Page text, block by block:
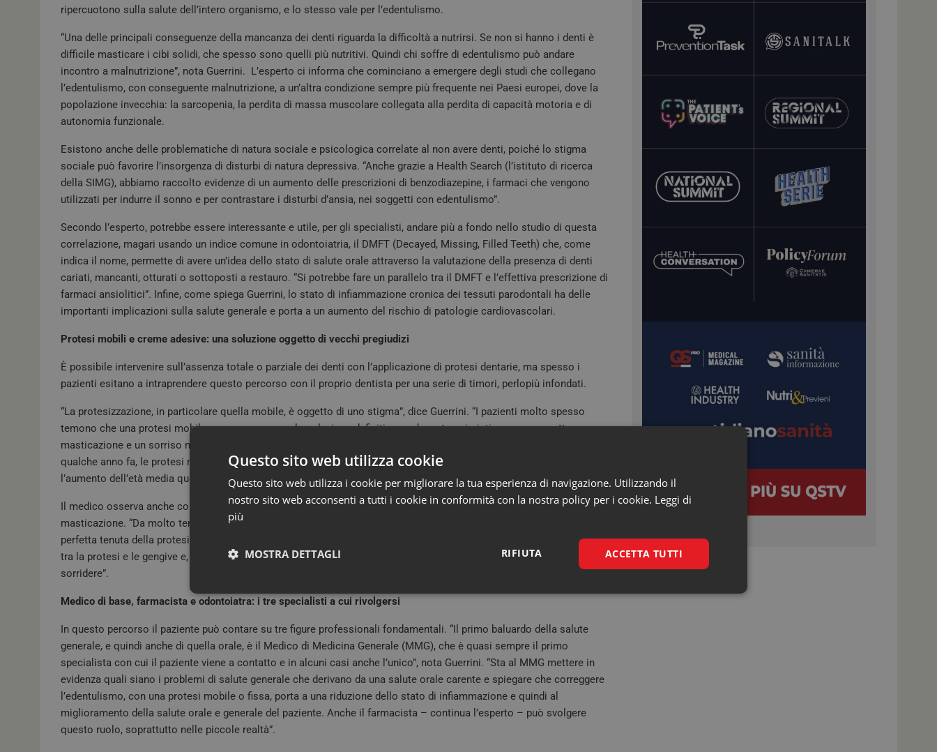
ripercuotono sulla salute dell’intero organismo, e lo stesso vale per l’edentulismo.
“Una delle principali conseguenze della mancanza dei denti riguarda la difficoltà a nutrirsi. Se non si hanno i denti è
difficile masticare i cibi solidi, che spesso sono quelli più nutritivi. Quindi chi soffre di edentulismo può andare
incontro a malnutrizione”, nota Guerrini. L’esperto ci informa che cominciano a emergere degli studi che collegano
l’edentulismo, con conseguente malnutrizione, a un’altra condizione sempre più frequente nei Paesi europei, dove la
popolazione invecchia: la sarcopenia, la perdita di massa muscolare collegata alla perdita di capacità motoria e di
autonomia funzionale.
Esistono anche delle problematiche di natura sociale e psicologica correlate al non avere denti, poiché lo stigma
sociale può favorire l’insorgenza di disturbi di natura depressiva. “Anche grazie a Health Search (l’istituto di ricerca
della SIMG), abbiamo raccolto evidenze di un aumento delle prescrizioni di benzodiazepine, i farmaci che vengono
utilizzati per indurre il sonno e per contrastare i disturbi d’ansia, nei soggetti con edentulismo”.
Secondo l’esperto, potrebbe essere interessante e utile, per gli specialisti, andare più a fondo nello studio di questa
correlazione, magari usando un indice comune in odontoiatria, il DMFT (Decayed, Missing, Filled Teeth) che, come
indica il nome, permette di avere un’idea dello stato di salute orale attraverso la valutazione della presenza di denti
cariati, mancanti, otturati o sottoposti a restauro. “Si potrebbe fare un parallelo tra il DMFT e l’effettiva prescrizione di
farmaci ansiolitici”. Infine, come spiega Guerrini, lo stato di infiammazione cronica dei tessuti parodontali ha delle
importanti implicazioni sulla salute generale e porta a un aumento del rischio di patologie cardiovascolari.
Protesi mobili e creme adesive: una soluzione oggetto di vecchi pregiudizi
È possibile intervenire sull’assenza totale o parziale dei denti con l’applicazione di protesi dentarie, ma spesso i
pazienti esitano a intraprendere questo percorso con il proprio dentista per una serie di timori, perlopiù infondati.
“La protesizzazione, in particolare quella mobile, è oggetto di uno stigma”, dice Guerrini. “I pazienti molto spesso
temono che una protesi mobile possa non essere la soluzione definitiva o adeguata a ripristinare una corretta
masticazione e un sorriso naturale. Si tratta di una percezione errata che deriva probabilmente dal fatto che, fino a
qualche anno fa, le protesi mobili erano più rare, associate al nonno anziano e malmesso. In realtà, ad oggi, con
l’aumento dell’età media questa condizione è incredibilmente comune”.
Il medico osserva anche come, alcuni pazienti temano che una protesi mobile possa spostarsi nel corso della
masticazione. “Da molto tempo ormai, abbiamo a disposizione delle creme adesive che ci permettono di ottenere una
perfetta tenuta della protesi sulle gengive. Hanno un effetto ammortizzante ed evitano che i residui alimentari si infilino
tra la protesi e le gengive e, naturalmente, consentono al paziente di svolgere le normali attività quotidiane e di
sorridere”.
Medico di base, farmacista e odontoiatra: i tre specialisti a cui rivolgersi
In questo percorso il paziente può contare su tre figure professionali fondamentali. “Il primo baluardo della salute
generale, e quindi anche di quella orale, è il Medico di Medicina Generale (MMG), che è quasi sempre il primo
specialista con cui il paziente viene a contatto e in alcuni casi anche l’unico”, nota Guerrini. “Sta al MMG mettere in
evidenza quali siano i problemi di salute generale che derivano da una salute orale carente e spiegare che correggere
l’edentulismo, con una protesi mobile o fissa, porta a una riduzione dello stato di infiammazione e quindi al
miglioramento della salute orale e generale del paziente. Anche il farmacista – continua l’esperto – può svolgere
questo ruolo, soprattutto nelle piccole realtà”.
Questo sito web utilizza cookie
Questo sito web utilizza i cookie per migliorare la tua esperienza di navigazione. Utilizzando il
nostro sito web acconsenti a tutti i cookie in conformità con la nostra policy per i cookie. Leggi di
più
ACCETTA TUTTI
RIFIUTA
MOSTRA DETTAGLI
Necessari Marketing
Necessari Marketing
I cookie necessari contribuiscono a rendere fruibile il sito web abilitandone funzionalità di base quali la navigazione sulle pagine
e l'accesso alle aree protette del sito. Il sito web non è in grado di funzionare correttamente senza questi cookie.